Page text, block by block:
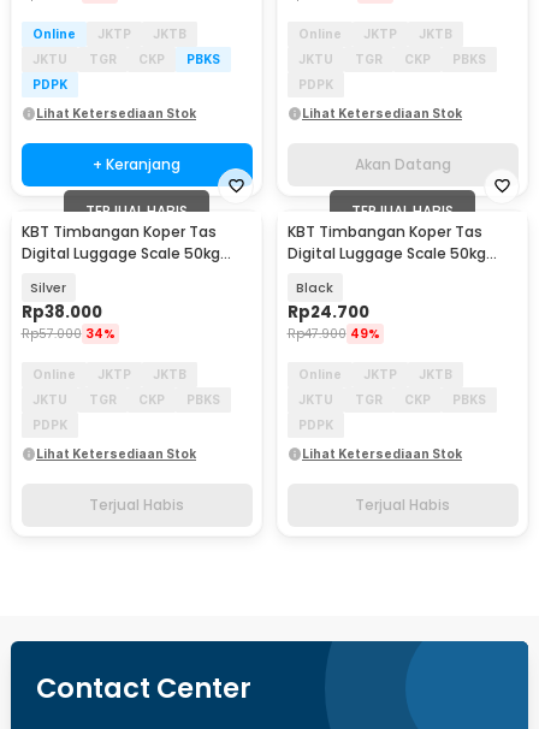
Online JKTP
JKTB
JKTU
TGR CKP
PBKS
PDPK
Lihat Ketersediaan Stok
+ Keranjang
Online JKTP
JKTB
JKTU
TGR CKP
PBKS
PDPK
Lihat Ketersediaan Stok
Akan Datang
TERJUAL HABIS
KBT Timbangan Koper Tas
Digital Luggage Scale 50kg
Silver
Rp38.000
Rp57.000 34%
Online JKTP
JKTB
JKTU
TGR CKP
PBKS
PDPK
Lihat Ketersediaan Stok
Terjual Habis
TERJUAL HABIS
KBT Timbangan Koper Tas
Digital Luggage Scale 50kg
Black
Rp24.700
Rp47.900 49%
Online JKTP
JKTB
JKTU
TGR CKP
PBKS
PDPK
Lihat Ketersediaan Stok
Terjual Habis
Contact Center